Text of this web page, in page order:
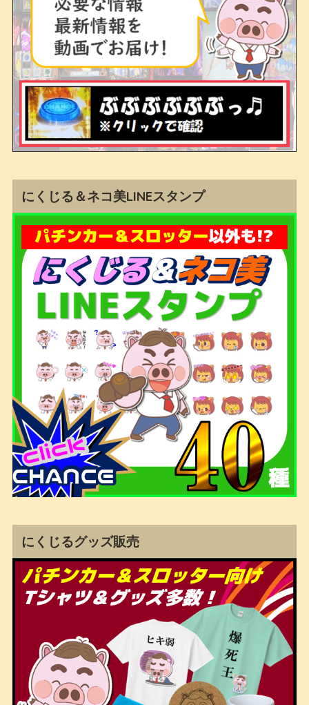
にくじる＆ネコ美LINEスタンプ
にくじるグッズ販売